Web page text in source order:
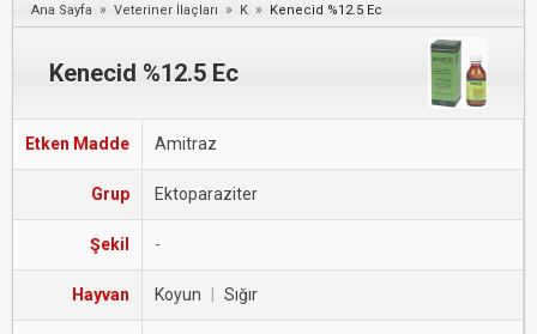
Ana Sayfa » Veteriner İlaçları » K » Kenecid %12.5 Ec
Kenecid %12.5 Ec
Etken Madde Amitraz
Grup Ektoparaziter
Şekil -
Hayvan Koyun Sığır